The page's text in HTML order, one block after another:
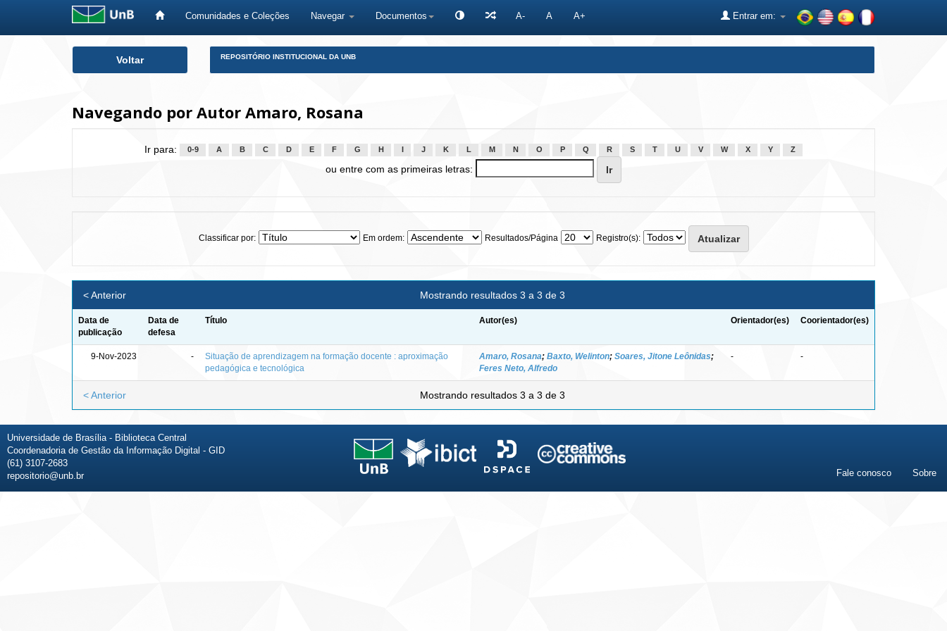
Comunidades e Coleções Navegar Documentos A- A A+ Entrar em:
Voltar REPOSITÓRIO INSTITUCIONAL DA UNB
Navegando por Autor Amaro, Rosana
Ir para: 0-9 A B C D E F G H J K L M N O P Q R S T U V W X Y Z
ou entre com as primeiras letras:
Classificar por: Em ordem: Resultados/Página Registro(s):
Mostrando resultados 3 a 3 de 3
< Anterior
Data de
publicação
Data de
defesa
Título Autor(es) Orientador(es) Coorientador(es)
9-Nov-2023 -
Situação de aprendizagem na formação docente : aproximação
pedagógica e tecnológica
Amaro, Rosana; Baxto, Welinton; Soares, Jitone Leônidas;
Feres Neto, Alfredo
- -
Mostrando resultados 3 a 3 de 3
< Anterior
Universidade de Brasília - Biblioteca Central
Coordenadoria de Gestão da Informação Digital - GID
(61) 3107-2683
repositorio@unb.br
Fale conosco Sobre